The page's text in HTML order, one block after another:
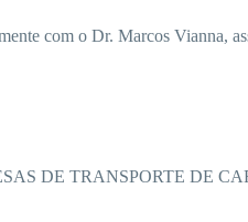
com o Dr. Marcos Vianna,
DE TRANSPORTE DE